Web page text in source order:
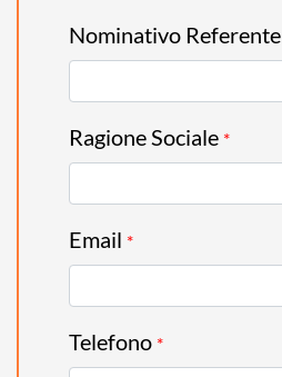
Nominativo Referente
Ragione Sociale *
Email *
Telefono *